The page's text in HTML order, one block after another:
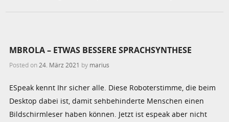
MBROLA – ETWAS BESSERE SPRACHSYNTHESE
Posted on24. März 2021 by marius
ESpeak kennt Ihr sicher alle. Diese Roboterstimme, die beim
Desktop dabei ist, damit sehbehinderte Menschen einen
Bildschirmleser haben können. Jetzt ist espeak aber nicht